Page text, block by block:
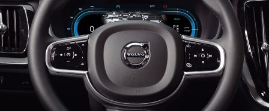
세일즈 컨설턴트
전시장 찾기
인증 중고차
서비스 센터 안내